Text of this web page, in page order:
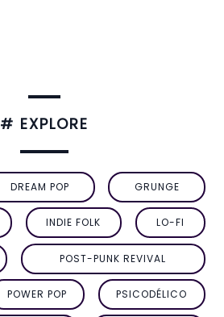
# EXPLORE
DREAM POP GRUNGE
INDIE FOLK LO-FI
POST-PUNK REVIVAL
POWER POP PSICODÉLICO